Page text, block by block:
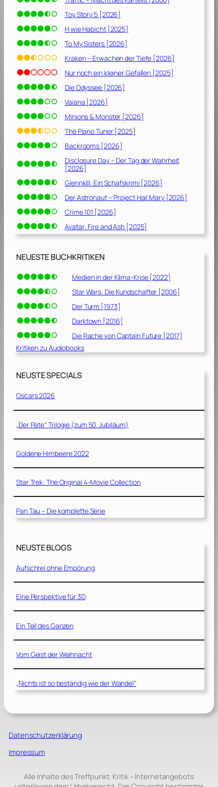
Toy Story 5 [2026]
H wie Habicht [2025]
To My Sisters [2026]
Kraken – Erwachen der Tiefe [2026]
Nur noch ein kleiner Gefallen [2025]
Die Odyssee [2026]
Vaiana [2026]
Minions & Monster [2026]
The Piano Tuner [2025]
Backrooms [2026]
Disclosure Day – Der Tag der Wahrheit
[2026]
Glennkill: Ein Schafskrimi [2026]
Der Astronaut – Project Hail Mary [2026]
Crime 101 [2026]
Avatar: Fire and Ash [2025]
NEUESTE BUCHKRITIKEN
Medien in der Klima-Krise [2022]
Star Wars: Die Kundschafter [2006]
Der Turm [1973]
Darktown [2016]
Die Rache von Captain Future [2017]
Kritiken zu Audiobooks
NEUSTE SPECIALS
Oscars 2026
„Der Pate“ Trilogie (zum 50. Jubiläum)
Goldene Himbeere 2022
Star Trek: The Original 4-Movie Collection
Pan Tau – Die komplette Serie
NEUSTE BLOGS
Aufschrei ohne Empörung
Eine Perspektive für 3D
Ein Teil des Ganzen
Vom Geist der Weihnacht
„Nichts ist so beständig wie der Wandel“
Datenschutzerklärung
Impressum
Alle Inhalte des Treffpunkt: Kritik – Internetangebots